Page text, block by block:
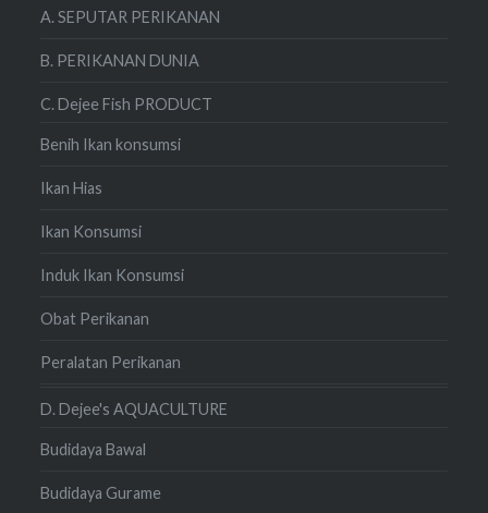
A. SEPUTAR PERIKANAN
B. PERIKANAN DUNIA
C. Dejee Fish PRODUCT
Benih Ikan konsumsi
Ikan Hias
Ikan Konsumsi
Induk Ikan Konsumsi
Obat Perikanan
Peralatan Perikanan
D. Dejee's AQUACULTURE
Budidaya Bawal
Budidaya Gurame